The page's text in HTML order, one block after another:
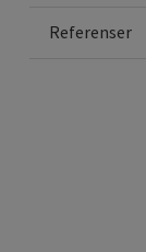
Referenser